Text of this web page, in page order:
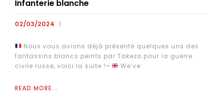
Infanterie blanche
02/03/2024
Nous vous avions déjà présenté quelques uns des
fantassins blancs peints par Takezo pour la guerre
civile russe, voici la suite !—
We’ve .
READ MORE...